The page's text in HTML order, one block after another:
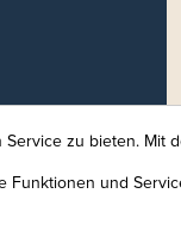
zu bieten. Mit
Funktionen und